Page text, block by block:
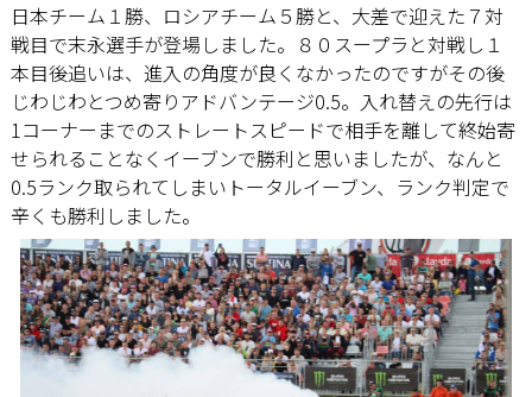
日本チーム１勝、ロシアチーム５勝と、大差で迎えた７対
戦目で末永選手が登場しました。８０スープラと対戦し１
本目後追いは、進入の角度が良くなかったのですがその後
じわじわとつめ寄りアドバンテージ0.5。入れ替えの先行は
1コーナーまでのストレートスピードで相手を離して終始寄
せられることなくイーブンで勝利と思いましたが、なんと
0.5ランク取られてしまいトータルイーブン、ランク判定で
辛くも勝利しました。